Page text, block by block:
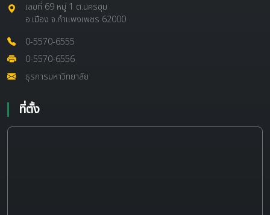
เลขที่ 69 หมู่ 1 ต.นครชุม
อ.เมือง จ.กำแพงเพชร 62000
0-5570-6555
0-5570-6556
ธุรการมหาวิทยาลัย
ที่ตั้ง